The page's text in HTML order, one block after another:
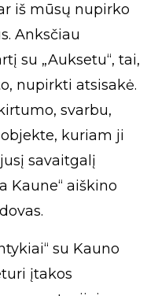
iš mūsų nupirko
Anksčiau
su „Auksetu“, tai,
nupirkti atsisakė.
svarbu,
kuriam ji
savaitgalį
Kaune“ aiškino
su Kauno
įtakos